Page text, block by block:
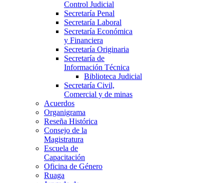
Control Judicial
Secretaría Penal
Secretaría Laboral
Secretaría Económica
y Financiera
Secretaría Originaria
Secretaría de
Información Técnica
Biblioteca Judicial
Secretaría Civil,
Comercial y de minas
Acuerdos
Organigrama
Reseña Histórica
Consejo de la
Magistratura
Escuela de
Capacitación
Oficina de Género
Ruaga